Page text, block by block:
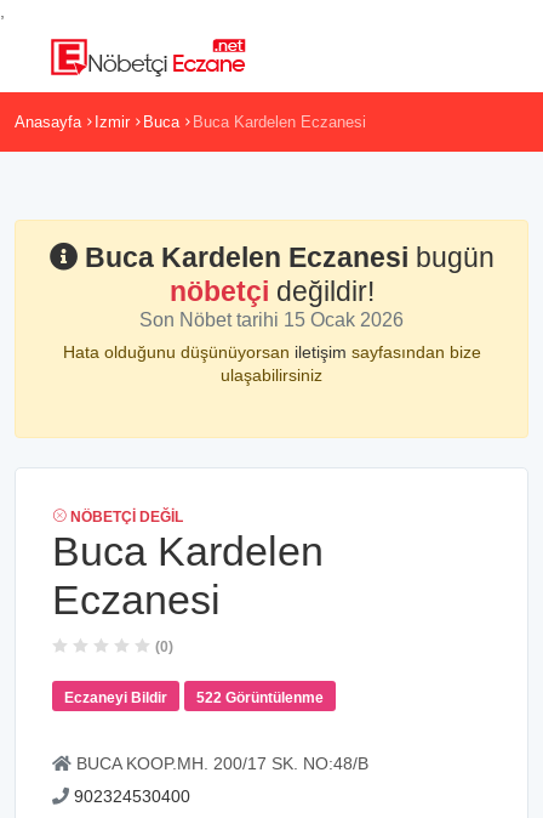
Anasayfa Izmir Buca Buca Kardelen Eczanesi
Buca Kardelen Eczanesi bugün
nöbetçi değildir!
Son Nöbet tarihi 15 Ocak 2026
Hata olduğunu düşünüyorsan iletişim sayfasından bize
ulaşabilirsiniz
NÖBETÇI DEĞIL
Buca Kardelen
Eczanesi
(0)
Eczaneyi Bildir 522 Görüntülenme
BUCA KOOP.MH. 200/17 SK. NO:48/B
902324530400